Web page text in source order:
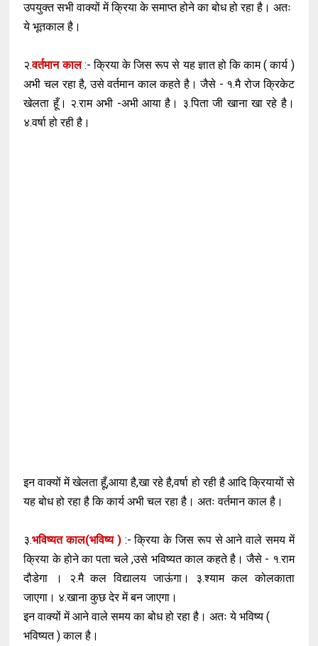
उपयुक्त सभी वाक्यों में क्रिया के समाप्त होने का बोध हो रहा है। अतः
ये भूतकाल है।
२.वर्तमान काल:- क्रिया के जिस रूप से यह ज्ञात हो कि काम ( कार्य )
अभी चल रहा है, उसे वर्तमान काल कहते है। जैसे - १.मै रोज क्रिकेट
खेलता हूँ। २.राम अभी -अभी आया है। ३.पिता जी खाना खा रहे है।
४.वर्षा हो रही है।
इन वाक्यों में खेलता हूँ,आया है,खा रहे है,वर्षा हो रही है आदि क्रियायों से
यह बोध हो रहा है कि कार्य अभी चल रहा है। अतः वर्तमान काल है।
३.भविष्यत काल(भविष्य):- क्रिया के जिस रूप से आने वाले समय में
क्रिया के होने का पता चले ,उसे भविष्यत काल कहते है। जैसे - १.राम
दौडेगा । २.मै कल विद्यालय जाऊंगा। ३.श्याम कल कोलकाता
जाएगा। ४.खाना कुछ देर में बन जाएगा।
इन वाक्यों में आने वाले समय का बोध हो रहा है। अतः ये भविष्य (
भविष्यत ) काल है।